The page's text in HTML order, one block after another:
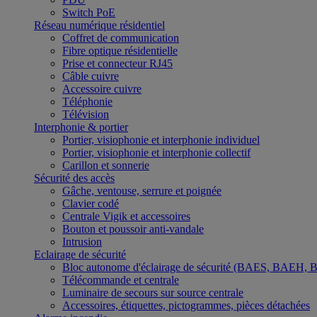
Switch PoE
Réseau numérique résidentiel
Coffret de communication
Fibre optique résidentielle
Prise et connecteur RJ45
Câble cuivre
Accessoire cuivre
Téléphonie
Télévision
Interphonie & portier
Portier, visiophonie et interphonie individuel
Portier, visiophonie et interphonie collectif
Carillon et sonnerie
Sécurité des accès
Gâche, ventouse, serrure et poignée
Clavier codé
Centrale Vigik et accessoires
Bouton et poussoir anti-vandale
Intrusion
Eclairage de sécurité
Bloc autonome d'éclairage de sécurité (BAES,
Télécommande et centrale
Luminaire de secours sur source centrale
Accessoires, étiquettes, pictogrammes, pièces détachées